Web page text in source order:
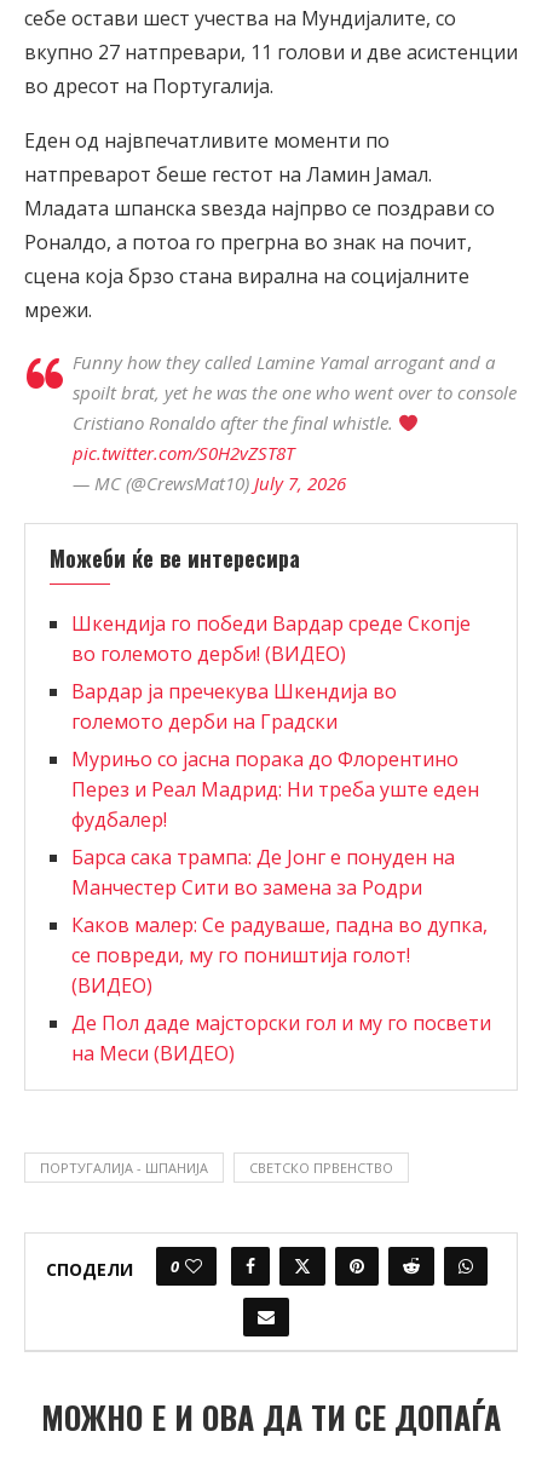
себе остави шест учества на Мундијалите, со
вкупно 27 натпревари, 11 голови и две асистенции
во дресот на Португалија.
Еден од највпечатливите моменти по
натпреварот беше гестот на Ламин Јамал.
Младата шпанска ѕвезда најпрво се поздрави со
Роналдо, а потоа го прегрна во знак на почит,
сцена која брзо стана вирална на социјалните
мрежи.
Funny how they called Lamine Yamal arrogant and a
spoilt brat, yet he was the one who went over to console
Cristiano Ronaldo after the final whistle.
pic.twitter.com/S0H2vZST8T
— MC (@CrewsMat10) July 7, 2026
Можеби ќе ве интересира
Шкендија го победи Вардар среде Скопје
во големото дерби! (ВИДЕО)
Вардар ја пречекува Шкендија во
големото дерби на Градски
Мурињо со јасна порака до Флорентино
Перез и Реал Мадрид: Ни треба уште еден
фудбалер!
Барсa сака трампа: Де Јонг е понуден на
Манчестер Сити во замена за Родри
Каков малер: Се радуваше, падна во дупка,
се повреди, му го поништија голот!
(ВИДЕО)
Де Пол даде мајсторски гол и му го посвети
на Меси (ВИДЕО)
ПОРТУГАЛИЈА - ШПАНИЈА СВЕТСКО ПРВЕНСТВО
СПОДЕЛИ 0
МОЖНО Е И ОВА ДА ТИ СЕ ДОПАЃА